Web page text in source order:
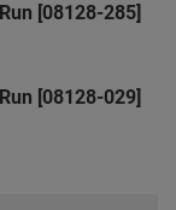
[08128-285]
[08128-029]